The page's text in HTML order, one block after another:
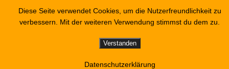
Diese Seite verwendet Cookies, um die Nutzerfreundlichkeit zu
verbessern. Mit der weiteren Verwendung stimmst du dem zu.
Verstanden
Datenschutzerklärung